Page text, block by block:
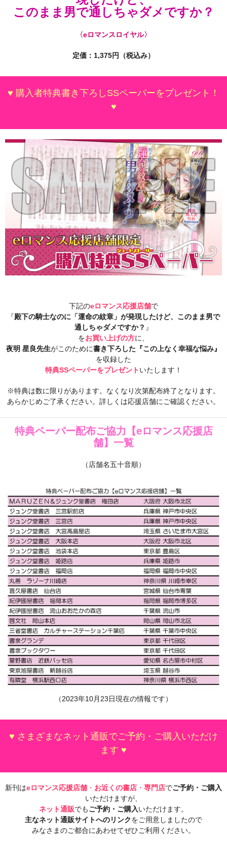
このまま男で通しちゃダメですか？
〈eロマンスロイヤル〉
定価：1,375円（税込み）
♥ 購入者特典書き下ろしSSペーパーをプレゼント！
♥
下記のeロマンス応援店舗で
『殿下の騎士なのに「運命の紋章」が発現したけど、このまま男で
通しちゃダメですか？ 』
をお買い上げの方に、
夜明 星良先生がこのために書き下ろした『この上なく幸福な悩み』
を収録した
特典SSペーパーをプレゼントいたします！
※特典は数に限りがあります。なくなり次第配布終了となります。
あらかじめご了承ください。詳しくは応援店舗にご確認ください。
特典ペーパー配布ご協力【eロマンス応援店
舗】一覧
（店舗名五十音順）
（2023年10月23日現在の情報です）
♥ さまざまなネット通販でご予約・ご購入いただけ
ます ♥
新刊はeロマンス応援店舗 ・ お近くの書店 ・ 専門店でご予約・ご購入
いただけますが、
ネット通販でもご予約・ご購入いただけます。
主なネット通販サイトへのリンクをご用意しましたので
みなさまのご都合にあわせてぜひご利用ください。